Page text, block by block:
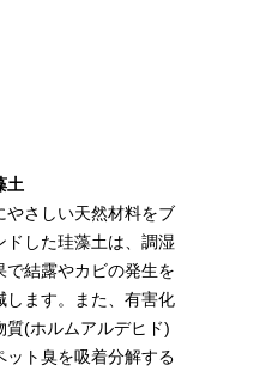
土
やさしい天然材料をブ
ドした珪藻土は、調湿
で結露やカビの発生を
します。また、有害化
質(ホルムアルデヒド)
ット臭を吸着分解する